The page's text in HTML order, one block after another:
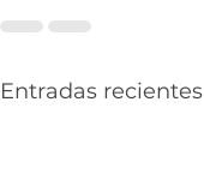
Entradas recientes